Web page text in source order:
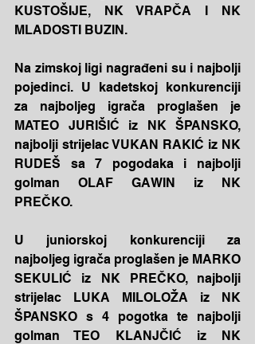
KUSTOŠIJE, NK VRAPČA I NK
MLADOSTI BUZIN.
Na zimskoj ligi nagrađeni su i najbolji
pojedinci. U kadetskoj konkurenciji
za najboljeg igrača proglašen je
MATEO JURIŠIĆ iz NK ŠPANSKO,
najbolji strijelac VUKAN RAKIĆ iz NK
RUDEŠ sa 7 pogodaka i najbolji
golman OLAF GAWIN iz NK
PREČKO.
U juniorskoj konkurenciji za
najboljeg igrača proglašen je MARKO
SEKULIĆ iz NK PREČKO, najbolji
strijelac LUKA MILOLOŽA iz NK
ŠPANSKO s 4 pogotka te najbolji
golman TEO KLANJČIĆ iz NK